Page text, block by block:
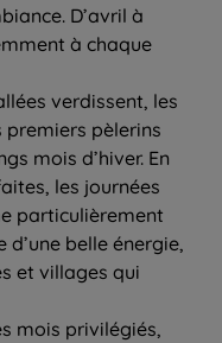
D’avril à
à chaque
verdissent, les
pèlerins
mois d’hiver. En
les journées
particulièrement
belle énergie,
et villages qui
mois privilégiés,